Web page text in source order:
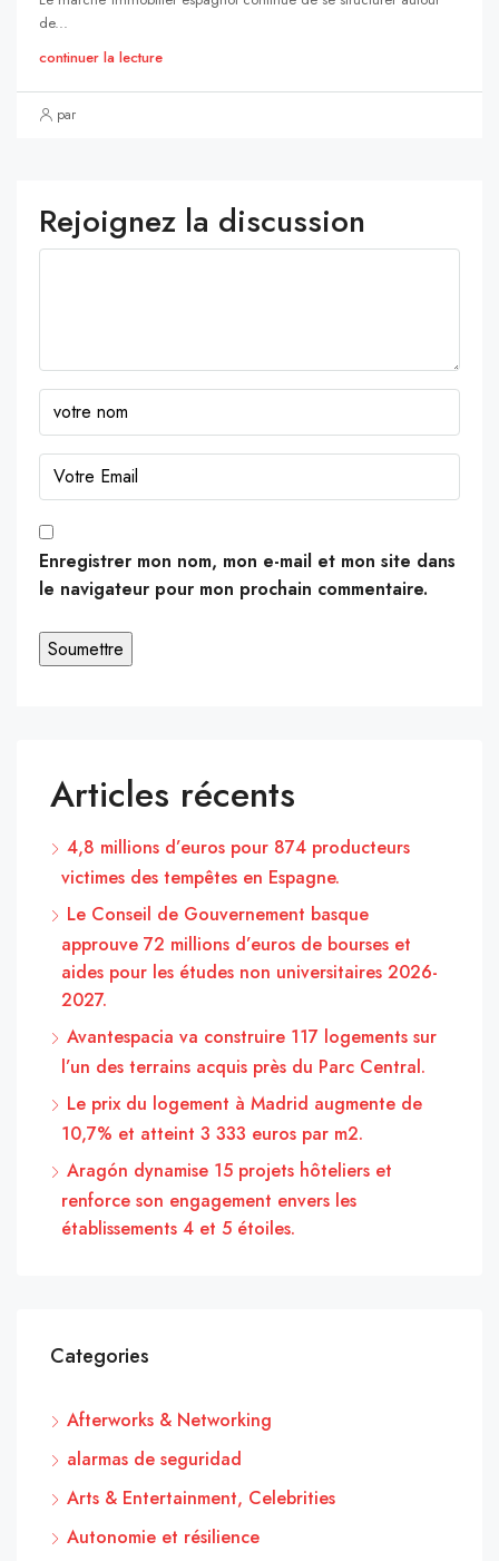
de...
continuer la lecture
par
Rejoignez la discussion
Enregistrer mon nom, mon e-mail et mon site dans
le navigateur pour mon prochain commentaire.
Articles récents
4,8 millions d’euros pour 874 producteurs
victimes des tempêtes en Espagne.
Le Conseil de Gouvernement basque
approuve 72 millions d’euros de bourses et
aides pour les études non universitaires 2026-
2027.
Avantespacia va construire 117 logements sur
l’un des terrains acquis près du Parc Central.
Le prix du logement à Madrid augmente de
10,7% et atteint 3 333 euros par m2.
Aragón dynamise 15 projets hôteliers et
renforce son engagement envers les
établissements 4 et 5 étoiles.
Categories
Afterworks & Networking
alarmas de seguridad
Arts & Entertainment, Celebrities
Autonomie et résilience